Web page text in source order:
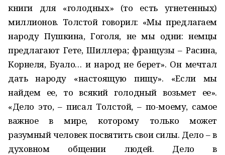
книги для «голодных» (то есть угнетенных)
миллионов. Толстой говорил: «Мы предлагаем
народу Пушкина, Гоголя, не мы одни: немцы
предлагают Гете, Шиллера; французы – Расина,
Корнеля, Буало… и народ не берет». Он мечтал
дать народу «настоящую пищу». «Если мы
найдем ее, то всякий голодный возьмет ее».
«Дело это, – писал Толстой, – по-моему, самое
важное в мире, которому только может
разумный человек посвятить свои силы. Дело – в
духовном общении людей. Дело в